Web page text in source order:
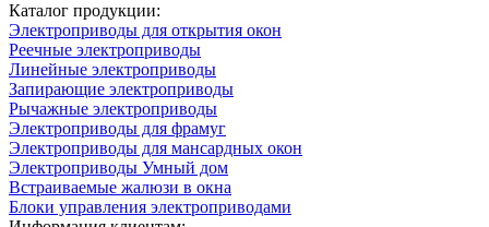
Каталог продукции:
Электроприводы для открытия окон
Реечные электроприводы
Линейные электроприводы
Запирающие электроприводы
Рычажные электроприводы
Электроприводы для фрамуг
Электроприводы для мансардных окон
Электроприводы Умный дом
Встраиваемые жалюзи в окна
Блоки управления электроприводами